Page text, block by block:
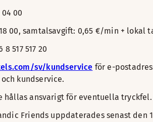
04 00
00, samtalsavgift: 0,65 €/min + lokal
8 517 517 20
sv/kundservice för e-
kundservice.
hållas ansvarigt för eventuella tryckfel.
Friends uppdaterades senast den